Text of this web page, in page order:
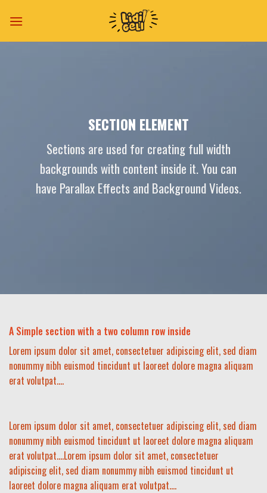
SECTION ELEMENT
Sections are used for creating full width
backgrounds with content inside it. You can
have Parallax Effects and Background Videos.
A Simple section with a two column row inside
Lorem ipsum dolor sit amet, consectetuer adipiscing elit, sed diam
nonummy nibh euismod tincidunt ut laoreet dolore magna aliquam
erat volutpat….
Lorem ipsum dolor sit amet, consectetuer adipiscing elit, sed diam
nonummy nibh euismod tincidunt ut laoreet dolore magna aliquam
erat volutpat….Lorem ipsum dolor sit amet, consectetuer
adipiscing elit, sed diam nonummy nibh euismod tincidunt ut
laoreet dolore magna aliquam erat volutpat….